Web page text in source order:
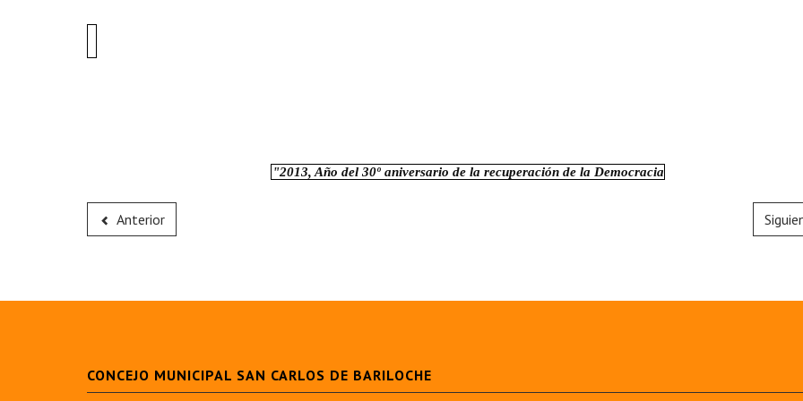
"2013, Año del 30º aniversario de la recuperación de la Democracia
Anterior
CONCEJO MUNICIPAL SAN CARLOS DE BARILOCHE